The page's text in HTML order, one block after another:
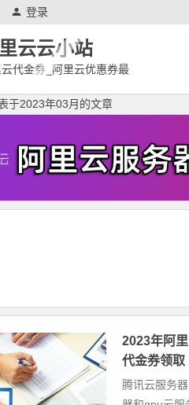
登录
云云小站
云代金券_阿里云优惠券最
于2023年03月的文章
2023年阿
代金券领取
腾讯云服务